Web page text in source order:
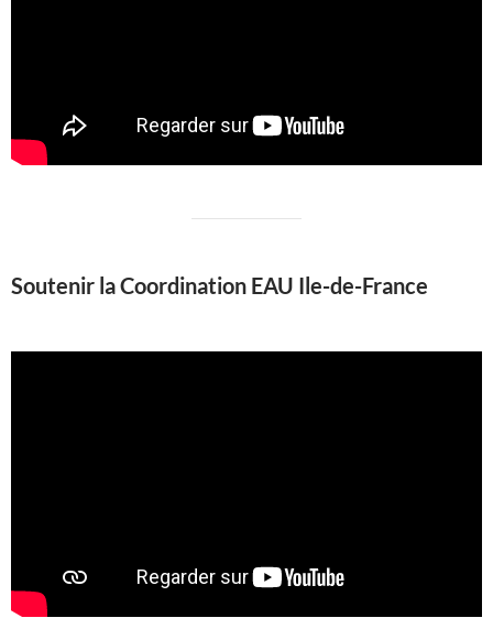
Soutenir la Coordination EAU Ile-de-France